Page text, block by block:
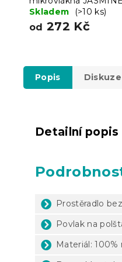
mentolové - proužek 2
cm, hotelová kapsa
Skladem (>10 ks)
od 272 Kč
Popis Diskuze
Detailní
Prostěradlo
Povlak na
Materiál: